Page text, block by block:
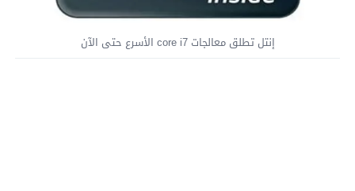
إنتل تطلق معالجات core i7 الأسرع حتى الآن